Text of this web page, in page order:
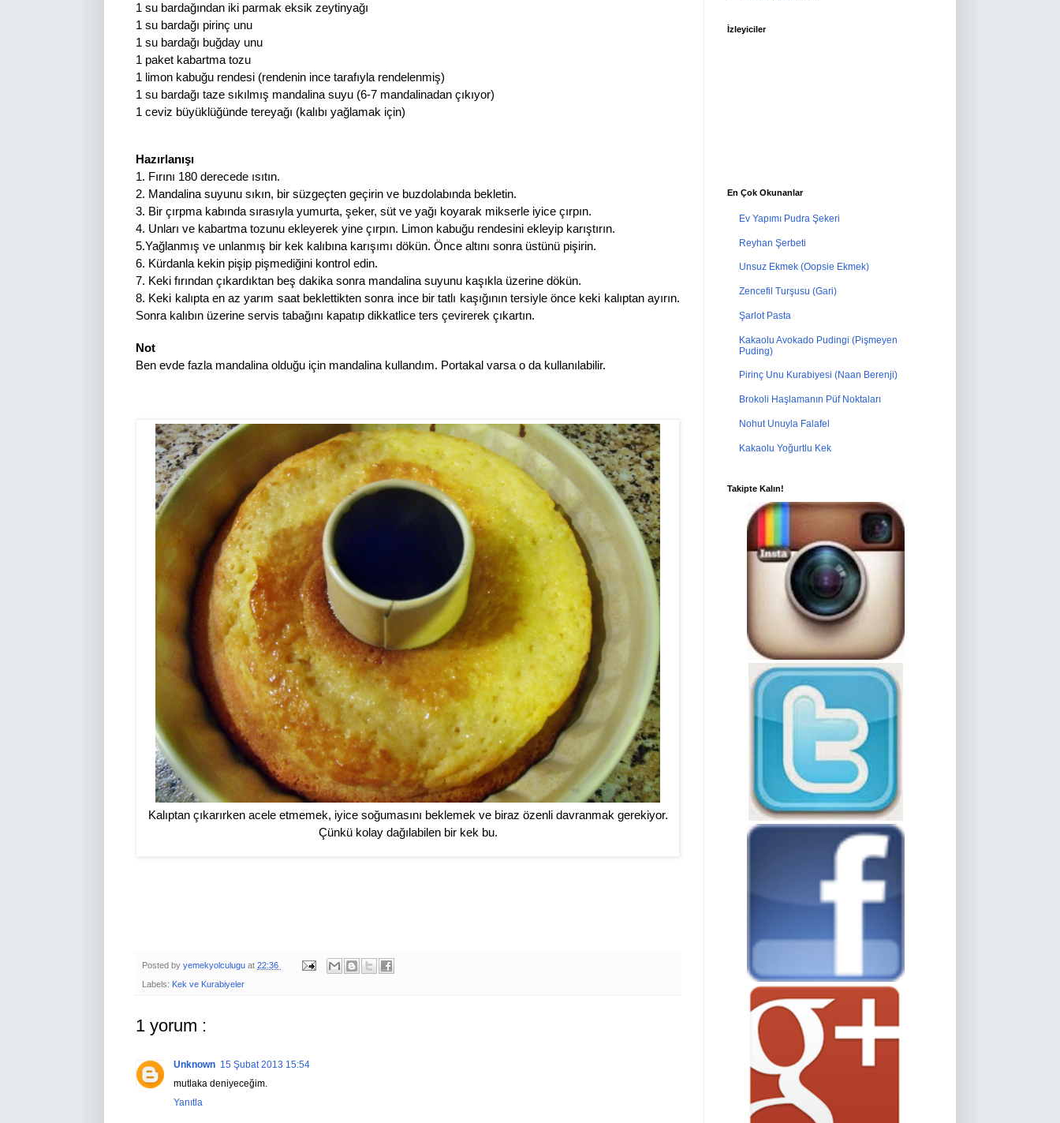
1 su bardağından iki parmak eksik zeytinyağı
1 su bardağı pirinç unu
1 su bardağı buğday unu
1 paket kabartma tozu
1 limon kabuğu rendesi (rendenin ince tarafıyla rendelenmiş)
1 su bardağı taze sıkılmış mandalina suyu (6-7 mandalinadan çıkıyor)
1 ceviz büyüklüğünde tereyağı (kalıbı yağlamak için)
Hazırlanışı
1. Fırını 180 derecede ısıtın.
2. Mandalina suyunu sıkın, bir süzgeçten geçirin ve buzdolabında bekletin.
3. Bir çırpma kabında sırasıyla yumurta, şeker, süt ve yağı koyarak mikserle iyice çırpın.
4. Unları ve kabartma tozunu ekleyerek yine çırpın. Limon kabuğu rendesini ekleyip karıştırın.
5.Yağlanmış ve unlanmış bir kek kalıbına karışımı dökün. Önce altını sonra üstünü pişirin.
6. Kürdanla kekin pişip pişmediğini kontrol edin.
7. Keki fırından çıkardıktan beş dakika sonra mandalina suyunu kaşıkla üzerine dökün.
8. Keki kalıpta en az yarım saat beklettikten sonra ince bir tatlı kaşığının tersiyle önce keki kalıptan ayırın.
Sonra kalıbın üzerine servis tabağını kapatıp dikkatlice ters çevirerek çıkartın.
Not
Ben evde fazla mandalina olduğu için mandalina kullandım. Portakal varsa o da kullanılabilir.
Kalıptan çıkarırken acele etmemek, iyice soğumasını beklemek ve biraz özenli davranmak gerekiyor.
Çünkü kolay dağılabilen bir kek bu.
Posted by yemekyolculugu at 22:36
Labels: Kek ve Kurabiyeler
1 yorum :
Unknown 15 Şubat 2013 15:54
mutlaka deniyeceğim.
Yanıtla
İzleyiciler
En Çok Okunanlar
Ev Yapımı Pudra Şekeri
Reyhan Şerbeti
Unsuz Ekmek (Oopsie Ekmek)
Zencefil Turşusu (Gari)
Şarlot Pasta
Kakaolu Avokado Pudingi (Pişmeyen
Puding)
Pirinç Unu Kurabiyesi (Naan Berenji)
Brokoli Haşlamanın Püf Noktaları
Nohut Unuyla Falafel
Kakaolu Yoğurtlu Kek
Takipte Kalın!